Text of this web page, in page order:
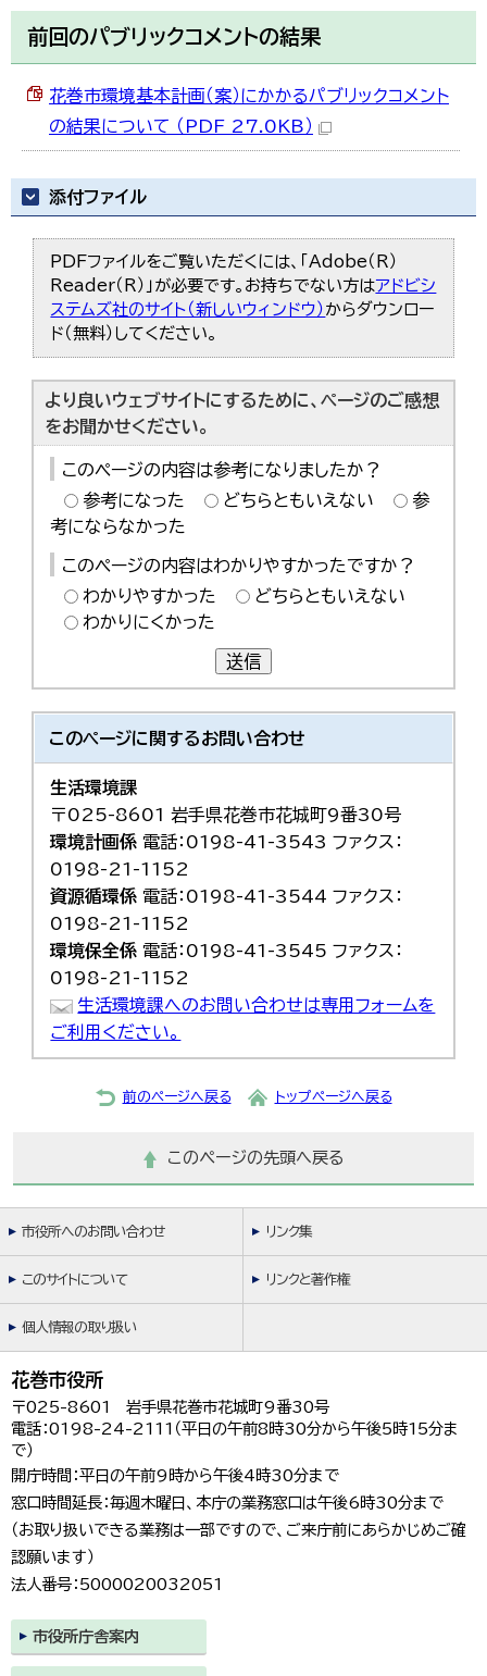
前回のパブリックコメントの結果
花巻市環境基本計画（案）にかかるパブリックコメント
の結果について （PDF 27.0KB）
添付ファイル
PDFファイルをご覧いただくには、「Adobe（R）
Reader（R）」が必要です。お持ちでない方はアドビシ
ステムズ社のサイト（新しいウィンドウ） からダウンロー
ド（無料）してください。
より良いウェブサイトにするために、ページのご感想
をお聞かせください。
このページの内容は参考になりましたか？
参考になった
どちらともいえない
参
考にならなかった
このページの内容はわかりやすかったですか？
わかりやすかった
どちらともいえない
わかりにくかった
送信
このページに関するお問い合わせ
生活環境課
〒025-8601 岩手県花巻市花城町9番30号
環境計画係 電話：0198-41-3543 ファクス：
0198-21-1152
資源循環係 電話：0198-41-3544 ファクス：
0198-21-1152
環境保全係 電話：0198-41-3545 ファクス：
0198-21-1152
生活環境課へのお問い合わせは専用フォームを
ご利用ください。
前のページへ戻る トップページへ戻る
このページの先頭へ戻る
市役所へのお問い合わせ リンク集
このサイトについて リンクと著作権
個人情報の取り扱い
花巻市役所
〒025-8601 岩手県花巻市花城町9番30号
電話：0198-24-2111（平日の午前8時30分から午後5時15分ま
で）
開庁時間：平日の午前9時から午後4時30分まで
窓口時間延長：毎週木曜日、本庁の業務窓口は午後6時30分まで
（お取り扱いできる業務は一部ですので、ご来庁前にあらかじめご確
認願います）
法人番号：5000020032051
市役所庁舎案内